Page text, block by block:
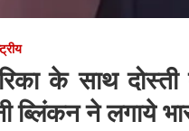
के साथ दोस्ती
ब्लिंकन ने लगाये